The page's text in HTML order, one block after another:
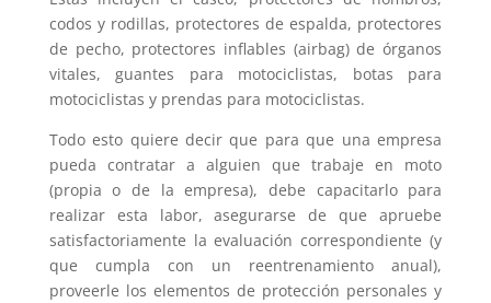
codos y rodillas, protectores de espalda, protectores
de pecho, protectores inflables (airbag) de órganos
vitales, guantes para motociclistas, botas para
motociclistas y prendas para motociclistas.
Todo esto quiere decir que para que una empresa
pueda contratar a alguien que trabaje en moto
(propia o de la empresa), debe capacitarlo para
realizar esta labor, asegurarse de que apruebe
satisfactoriamente la evaluación correspondiente (y
que cumpla con un reentrenamiento anual),
proveerle los elementos de protección personales y